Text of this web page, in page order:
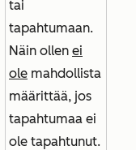
tai
tapahtumaan.
Näin ollen ei
ole mahdollista
määrittää, jos
tapahtumaa ei
ole tapahtunut.